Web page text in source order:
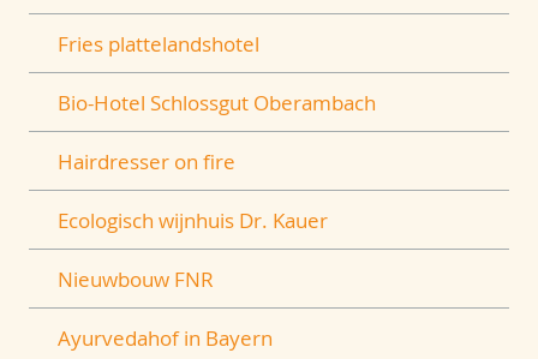
Fries plattelandshotel
Bio-Hotel Schlossgut Oberambach
Hairdresser on fire
Ecologisch wijnhuis Dr. Kauer
Nieuwbouw FNR
Ayurvedahof in Bayern